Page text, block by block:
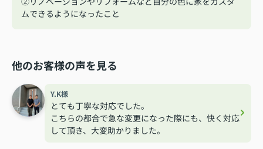
ムできるようになったこと
他のお客様の声を見る
Y.K様
とても丁寧な対応でした。
こちらの都合で急な変更になった際にも、快く対応
して頂き、大変助かりました。